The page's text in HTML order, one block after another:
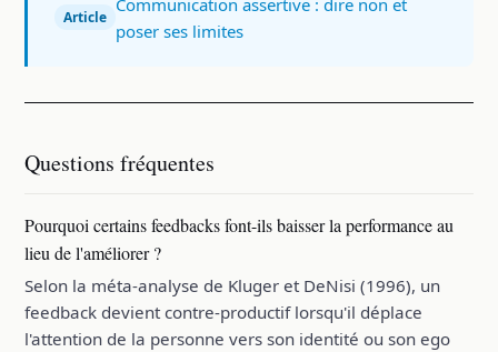
Article
poser ses limites
Questions fréquentes
Pourquoi certains feedbacks font-ils baisser la performance au
lieu de l'améliorer ?
Selon la méta-analyse de Kluger et DeNisi (1996), un
feedback devient contre-productif lorsqu'il déplace
l'attention de la personne vers son identité ou son ego